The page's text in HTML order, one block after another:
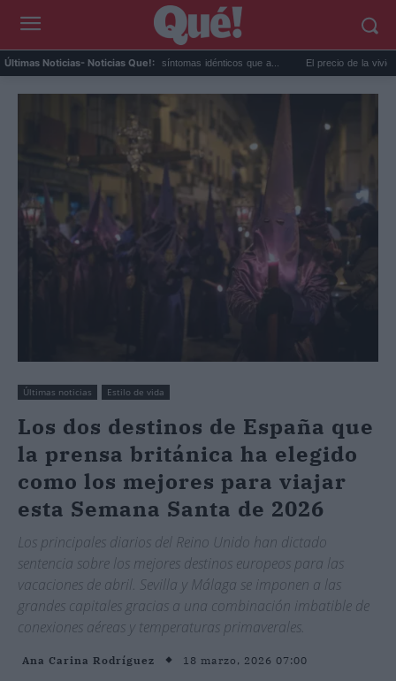
Últimas Noticias- Noticias Que!:
extremo y ansiedad: síntomas idénticos que a... El precio de la vivienda en
Últimas noticias Estilo de vida
Los dos destinos de España que
la prensa británica ha elegido
como los mejores para viajar
esta Semana Santa de 2026
Los principales diarios del Reino Unido han dictado
sentencia sobre los mejores destinos europeos para las
vacaciones de abril. Sevilla y Málaga se imponen a las
grandes capitales gracias a una combinación imbatible de
conexiones aéreas y temperaturas primaverales.
Ana Carina Rodríguez 18 marzo, 2026 07:00